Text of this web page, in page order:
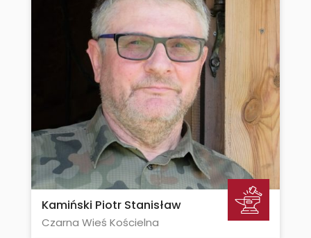
Kamiński Piotr Stanisław
Czarna Wieś Kościelna